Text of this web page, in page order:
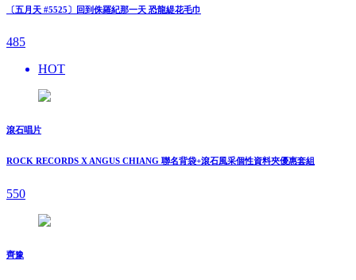
〔五月天 #5525〕回到侏羅紀那一天 恐龍緹花毛巾
485
HOT
滾石唱片
ROCK RECORDS X ANGUS CHIANG 聯名背袋+滾石風采個性資料夾優惠套組
550
齊豫